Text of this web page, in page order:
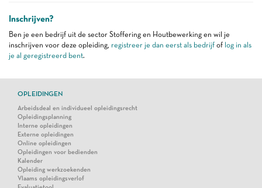
Inschrijven?
Ben je een bedrijf uit de sector Stoffering en Houtbewerking en wil je
inschrijven voor deze opleiding, registreer je dan eerst als bedrijf of log in als
je al geregistreerd bent.
OPLEIDINGEN
Arbeidsdeal en individueel opleidingsrecht
Opleidingsplanning
Interne opleidingen
Externe opleidingen
Online opleidingen
Opleidingen voor bedienden
Kalender
Opleiding werkzoekenden
Vlaams opleidingsverlof